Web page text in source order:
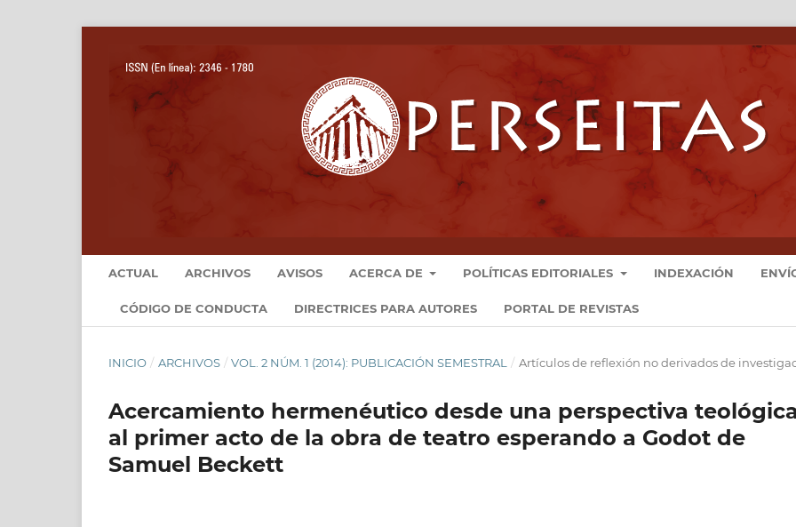
ACTUAL ARCHIVOS AVISOS ACERCA DE POLÍTICAS EDITORIALES INDEXACIÓN
CÓDIGO DE CONDUCTA DIRECTRICES PARA AUTORES PORTAL DE REVISTAS
INICIO / ARCHIVOS / VOL. 2 NÚM. 1 (2014): PUBLICACIÓN SEMESTRAL / Artículos de reflexión no derivados de
Acercamiento hermenéutico desde una perspectiva
al primer acto de la obra de teatro esperando a Godot de
Samuel Beckett